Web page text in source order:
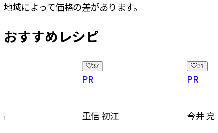
地域によって価格の差があります。
おすすめレシピ
重信 初江 今井 亮